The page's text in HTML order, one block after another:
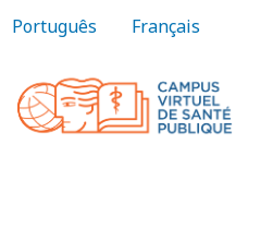
Português Français